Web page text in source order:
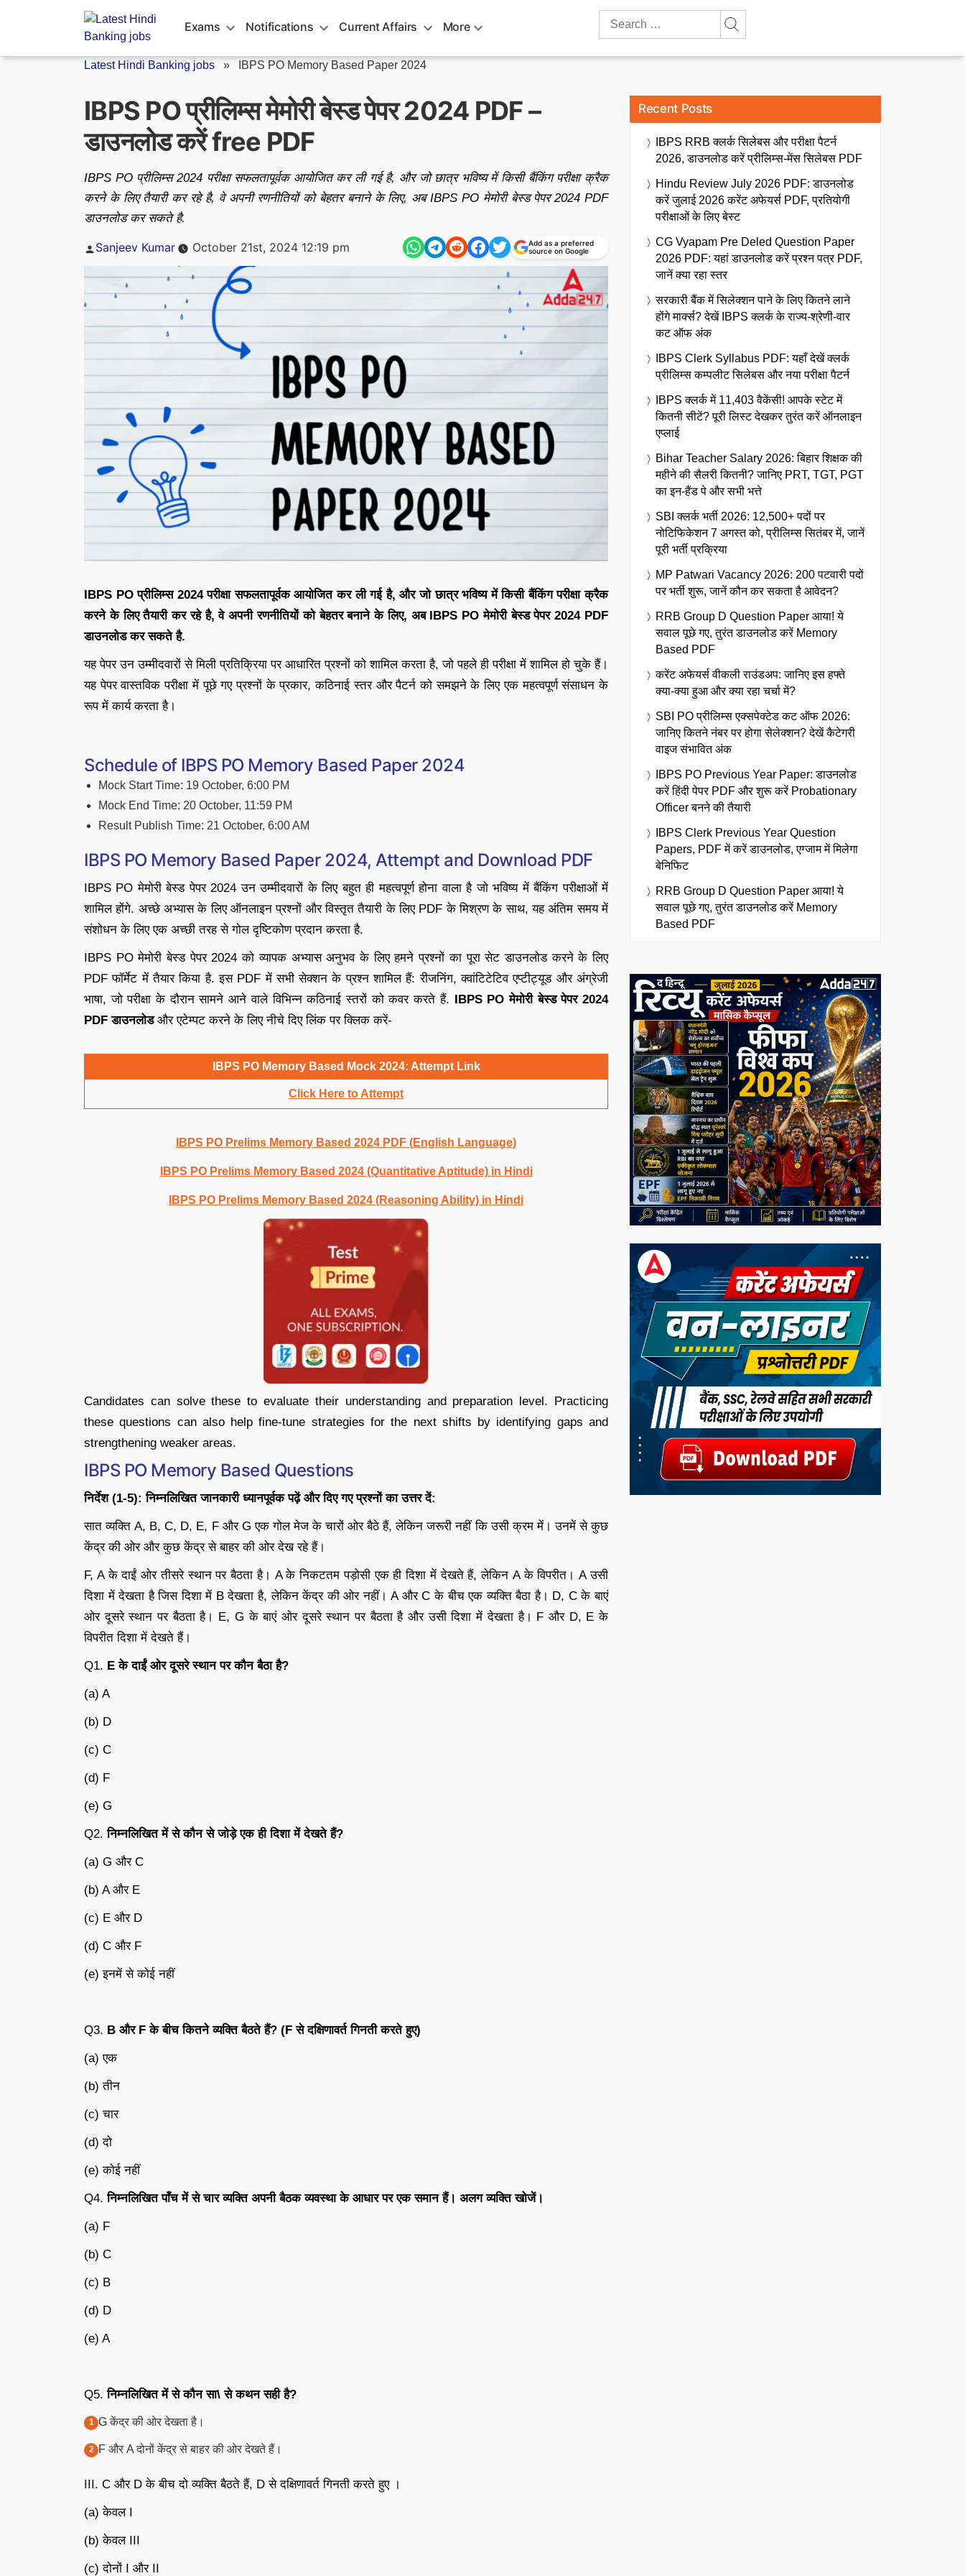
Exams Notifications Current Affairs More
Search
Latest Hindi Banking jobs » IBPS PO Memory Based Paper 2024
IBPS PO प्रीलिम्स मेमोरी बेस्ड पेपर 2024 PDF –
डाउनलोड करें free PDF
IBPS PO प्रीलिम्स 2024 परीक्षा सफलतापूर्वक आयोजित कर ली गई है, और जो छात्र भविष्य में किसी बैंकिंग परीक्षा क्रैक
करने के लिए तैयारी कर रहे है, वे अपनी रणनीतियों को बेहतर बनाने के लिए, अब IBPS PO मेमोरी बेस्ड पेपर 2024 PDF
डाउनलोड कर सकते है.
Posted
Sanjeev Kumar October 21st, 2024 12:19 pm
Add as a preferred
source on Google
IBPS PO प्रीलिम्स 2024 परीक्षा सफलतापूर्वक आयोजित कर ली गई है, और जो छात्र भविष्य में किसी बैंकिंग परीक्षा क्रैक
करने के लिए तैयारी कर रहे है, वे अपनी रणनीतियों को बेहतर बनाने के लिए, अब IBPS PO मेमोरी बेस्ड पेपर 2024 PDF
डाउनलोड कर सकते है.
यह पेपर उन उम्मीदवारों से मिली प्रतिक्रिया पर आधारित प्रश्नों को शामिल करता है, जो पहले ही परीक्षा में शामिल हो चुके हैं।
यह पेपर वास्तविक परीक्षा में पूछे गए प्रश्नों के प्रकार, कठिनाई स्तर और पैटर्न को समझने के लिए एक महत्वपूर्ण संसाधन के
रूप में कार्य करता है।
Schedule of IBPS PO Memory Based Paper 2024
Mock Start Time: 19 October, 6:00 PM
Mock End Time: 20 October, 11:59 PM
Result Publish Time: 21 October, 6:00 AM
IBPS PO Memory Based Paper 2024, Attempt and Download PDF
IBPS PO मेमोरी बेस्ड पेपर 2024 उन उम्मीदवारों के लिए बहुत ही महत्वपूर्ण होना वाला है जो भविष्य में बैंकिंग परीक्षाओं में
शामिल होंगे. अच्छे अभ्यास के लिए ऑनलाइन प्रश्नों और विस्तृत तैयारी के लिए PDF के मिश्रण के साथ, यह अंतिम समय में
संशोधन के लिए एक अच्छी तरह से गोल दृष्टिकोण प्रदान करता है.
IBPS PO मेमोरी बेस्ड पेपर 2024 को व्यापक अभ्यास अनुभव के लिए हमने प्रश्नों का पूरा सेट डाउनलोड करने के लिए
PDF फॉर्मेट में तैयार किया है. इस PDF में सभी सेक्शन के प्रश्न शामिल हैं: रीजनिंग, क्वांटिटेटिव एप्टीट्यूड और अंग्रेजी
भाषा, जो परीक्षा के दौरान सामने आने वाले विभिन्न कठिनाई स्तरों को कवर करते हैं. IBPS PO मेमोरी बेस्ड पेपर 2024
PDF डाउनलोडऔर एटेम्पट करने के लिए नीचे दिए लिंक पर क्लिक करें-
IBPS PO Memory Based Mock 2024: Attempt Link
Click Here to Attempt
IBPS PO Prelims Memory Based 2024 PDF (English Language)
IBPS PO Prelims Memory Based 2024 (Quantitative Aptitude) in Hindi
IBPS PO Prelims Memory Based 2024 (Reasoning Ability) in Hindi
Candidates can solve these to evaluate their understanding and preparation level. Practicing
these questions can also help fine-tune strategies for the next shifts by identifying gaps and
strengthening weaker areas.
IBPS PO Memory Based Questions
निर्देश(1-5): निम्नलिखित जानकारी ध्यानपूर्वक पढ़ें और दिए गए प्रश्नों का उत्तर दें:
सात व्यक्ति A, B, C, D, E, F और G एक गोल मेज के चारों ओर बैठे हैं, लेकिन जरूरी नहीं कि उसी क्रम में। उनमें से कुछ
केंद्र की ओर और कुछ केंद्र से बाहर की ओर देख रहे हैं।
F, A के दाईं ओर तीसरे स्थान पर बैठता है। A के निकटतम पड़ोसी एक ही दिशा में देखते हैं, लेकिन A के विपरीत। A उसी
दिशा में देखता है जिस दिशा में B देखता है, लेकिन केंद्र की ओर नहीं। A और C के बीच एक व्यक्ति बैठा है। D, C के बाएं
ओर दूसरे स्थान पर बैठता है। E, G के बाएं ओर दूसरे स्थान पर बैठता है और उसी दिशा में देखता है। F और D, E के
विपरीत दिशा में देखते हैं।
Q1. Eके दाईं ओर दूसरे स्थान पर कौन बैठा है?
(a) A
(b) D
(c) C
(d) F
(e) G
Q2.निम्नलिखित में से कौन से जोड़े एक ही दिशा में देखते हैं?
(a) G और C
(b) A और E
(c) E और D
(d) C और F
(e) इनमें से कोई नहीं
Q3. B औरFके बीच कितने व्यक्ति बैठते हैं? (Fसे दक्षिणावर्त गिनती करते हुए)
(a) एक
(b) तीन
(c) चार
(d) दो
(e) कोई नहीं
Q4.निम्नलिखित पाँच में से चार व्यक्ति अपनी बैठक व्यवस्था के आधार पर एक समान हैं। अलग व्यक्ति खोजें।
(a) F
(b) C
(c) B
(d) D
(e) A
Q5.निम्नलिखित में से कौन सा\ से कथन सही है?
G केंद्र की ओर देखता है।
F और A दोनों केंद्र से बाहर की ओर देखते हैं।
III. C और D के बीच दो व्यक्ति बैठते हैं, D से दक्षिणावर्त गिनती करते हुए ।
(a) केवल I
(b) केवल III
(c) दोनों I और II
Recent Posts
IBPS RRB क्लर्क सिलेबस और परीक्षा पैटर्न
2026, डाउनलोड करें प्रीलिम्स-मेंस सिलेबस PDF
Hindu Review July 2026 PDF: डाउनलोड
करें जुलाई 2026 करेंट अफेयर्स PDF, प्रतियोगी
परीक्षाओं के लिए बेस्ट
CG Vyapam Pre Deled Question Paper
2026 PDF: यहां डाउनलोड करें प्रश्न पत्र PDF,
जानें क्या रहा स्तर
सरकारी बैंक में सिलेक्शन पाने के लिए कितने लाने
होंगे मार्क्स? देखें IBPS क्लर्क के राज्य-श्रेणी-वार
कट ऑफ अंक
IBPS Clerk Syllabus PDF: यहाँ देखें क्लर्क
प्रीलिम्स कम्पलीट सिलेबस और नया परीक्षा पैटर्न
IBPS क्लर्क में 11,403 वैकेंसी! आपके स्टेट में
कितनी सीटें? पूरी लिस्ट देखकर तुरंत करें ऑनलाइन
एप्लाई
Bihar Teacher Salary 2026: बिहार शिक्षक की
महीने की सैलरी कितनी? जानिए PRT, TGT, PGT
का इन-हैंड पे और सभी भत्ते
SBI क्लर्क भर्ती 2026: 12,500+ पदों पर
नोटिफिकेशन 7 अगस्त को, प्रीलिम्स सितंबर में, जानें
पूरी भर्ती प्रक्रिया
MP Patwari Vacancy 2026: 200 पटवारी पदों
पर भर्ती शुरू, जानें कौन कर सकता है आवेदन?
RRB Group D Question Paper आया! ये
सवाल पूछे गए, तुरंत डाउनलोड करें Memory
Based PDF
करेंट अफेयर्स वीकली राउंडअप: जानिए इस हफ्ते
क्या-क्या हुआ और क्या रहा चर्चा में?
SBI PO प्रीलिम्स एक्सपेक्टेड कट ऑफ 2026:
जानिए कितने नंबर पर होगा सेलेक्शन? देखें कैटेगरी
वाइज संभावित अंक
IBPS PO Previous Year Paper: डाउनलोड
करें हिंदी पेपर PDF और शुरू करें Probationary
Officer बनने की तैयारी
IBPS Clerk Previous Year Question
Papers, PDF में करें डाउनलोड, एग्जाम में मिलेगा
बेनिफिट
RRB Group D Question Paper आया! ये
सवाल पूछे गए, तुरंत डाउनलोड करें Memory
Based PDF